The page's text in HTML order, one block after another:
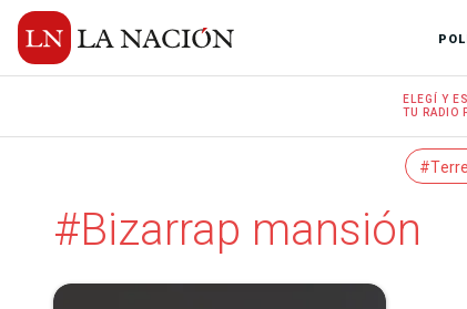
ELEGÍ Y
TU RADIO
#Bizarrap mansión